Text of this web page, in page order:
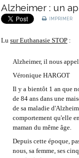
Alzheimer : un
IMPRIMER
Lu sur Euthanasie STOP :
Alzheimer, il nous
Véronique HARGOT
Il y a bientôt 1 an que
de 84 ans dans une
de sa maladie
comportement qu'elle
maman du même âge.
Depuis cette époque,
nous, sa femme, ses